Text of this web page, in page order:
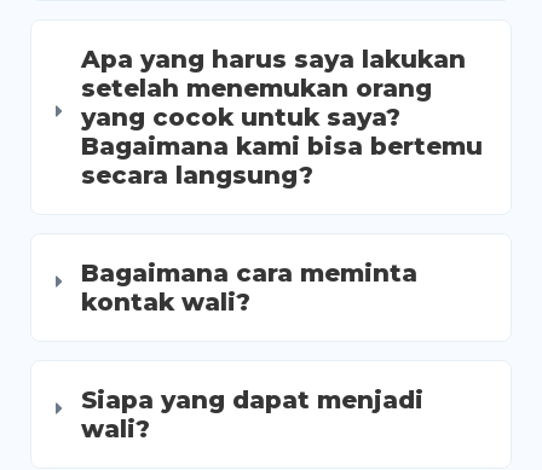
Apa yang harus saya lakukan
setelah menemukan orang
yang cocok untuk saya?
Bagaimana kami bisa bertemu
secara langsung?
Bagaimana cara meminta
kontak wali?
Siapa yang dapat menjadi
wali?